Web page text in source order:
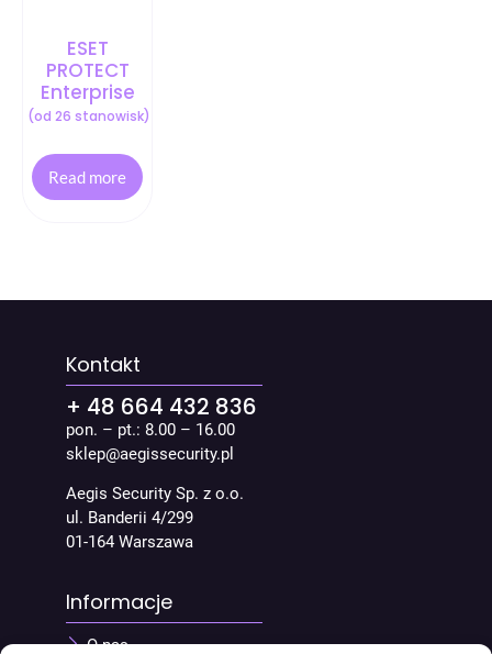
ESET
PROTECT
Enterprise
(od 26 stanowisk)
Read more
Kontakt
+ 48 664 432 836
pon. – pt.: 8.00 – 16.00
sklep@aegissecurity.pl
Aegis Security Sp. z o.o.
ul. Banderii 4/299
01-164 Warszawa
Informacje
O nas